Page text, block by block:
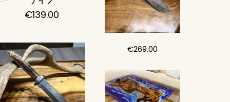
€139.00
で
し
€249.00
で
€269.00